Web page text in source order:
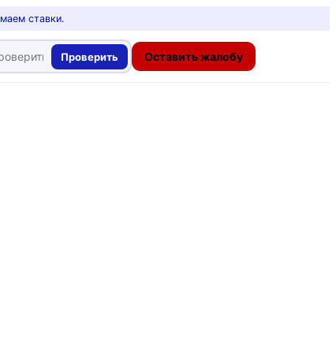
ставки.
Проверить Оставить жалобу